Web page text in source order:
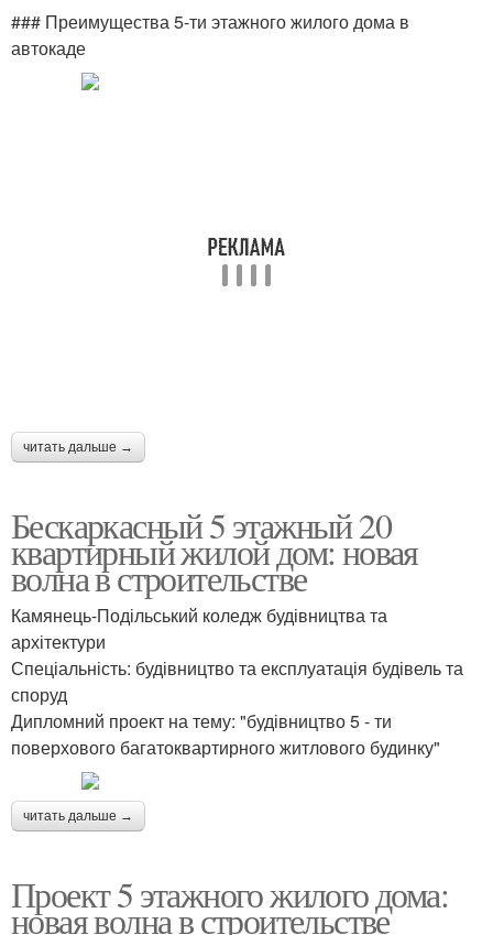
### Преимущества 5-ти этажного жилого дома в
автокаде
читать дальше →
Бескаркасный 5 этажный 20
квартирный жилой дом: новая
волна в строительстве
Камянець-Подільський коледж будівництва та
архітектури
Спеціальність: будівництво та експлуатація будівель та
споруд
Дипломний проект на тему: "будівництво 5 - ти
поверхового багатоквартирного житлового будинку"
читать дальше →
Проект 5 этажного жилого дома:
новая волна в строительстве